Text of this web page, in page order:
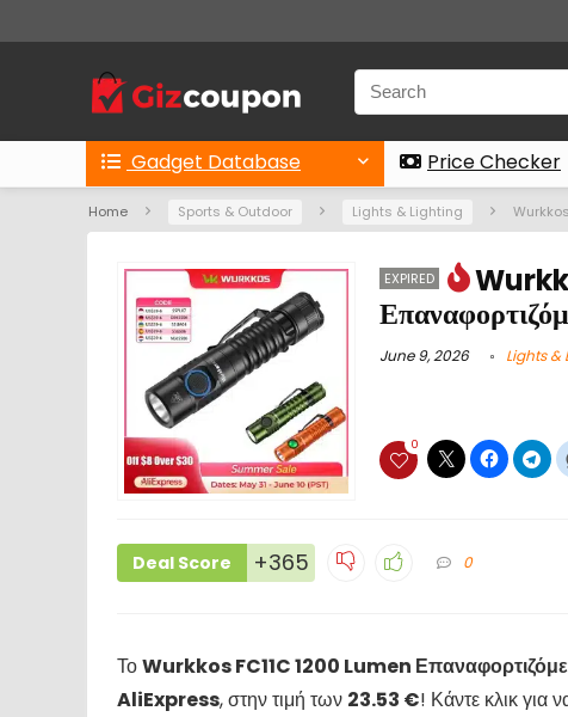
Gadget Database Price Checker
Home Sports & Outdoor Lights & Lighting
EXPIRED
June 9, 2026 Lights &
0
Deal Score +365 0
ΤοWurkkos FC11C 1200 Lumen
AliExpress, στην τιμή των 23.53 €! Κάντε κλικ για